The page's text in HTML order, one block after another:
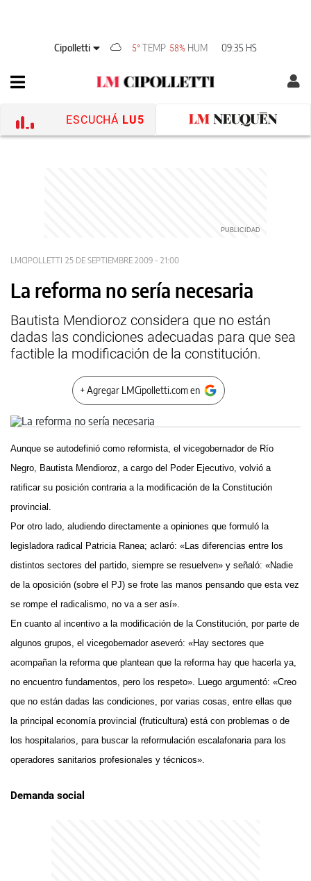
Cipolletti 5°TEMP 58% HUM 09:35 HS
ESCUCHÁ LU5
LMCIPOLLETTI 25 DE SEPTIEMBRE 2009 - 21:00
La reforma no sería necesaria
Bautista Mendioroz considera que no están
dadas las condiciones adecuadas para que sea
factible la modificación de la constitución.
+ Agregar LMCipolletti.com en
Aunque se autodefinió como reformista, el vicegobernador de Río
Negro, Bautista Mendioroz, a cargo del Poder Ejecutivo, volvió a
ratificar su posición contraria a la modificación de la Constitución
provincial.
Por otro lado, aludiendo directamente a opiniones que formuló la
legisladora radical Patricia Ranea; aclaró: «Las diferencias entre los
distintos sectores del partido, siempre se resuelven» y señaló: «Nadie
de la oposición (sobre el PJ) se frote las manos pensando que esta vez
se rompe el radicalismo, no va a ser así».
En cuanto al incentivo a la modificación de la Constitución, por parte de
algunos grupos, el vicegobernador aseveró: «Hay sectores que
acompañan la reforma que plantean que la reforma hay que hacerla ya,
no encuentro fundamentos, pero los respeto». Luego argumentó: «Creo
que no están dadas las condiciones, por varias cosas, entre ellas que
la principal economía provincial (fruticultura) está con problemas o de
los hospitalarios, para buscar la reformulación escalafonaria para los
operadores sanitarios profesionales y técnicos».
Demanda social